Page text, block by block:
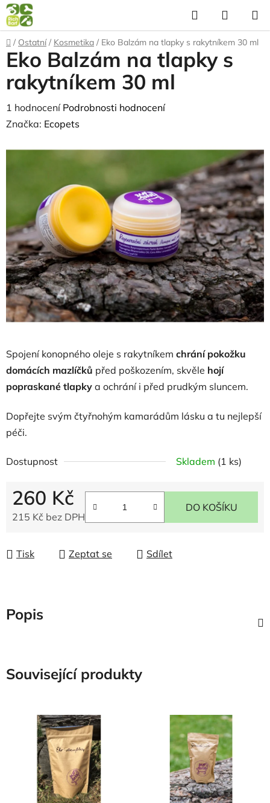
Přejít
na
obsah
Hledat
KOŠÍK
Domů
/ Ostatní / Kosmetika / Eko Balzám na tlapky s rakytníkem 30 ml
Spojení konopného oleje s rakytníkem chrání pokožku
domácích mazlíčků před poškozením, skvěle hojí
popraskané tlapky a ochrání i před prudkým sluncem.
Dopřejte svým čtyřnohým kamarádům lásku a tu nejlepší
péči.
Dostupnost Skladem (1 ks)
260 Kč
215 Kč bez DPH
DO KOŠÍKU
Tisk Zeptat se Sdílet
Eko Balzám na tlapky s
rakytníkem 30 ml
Průměrné
hodnocení
hvězdiček.
1 hodnocení Podrobnosti hodnocení
Značka: Ecopets
Popis
Související produkty